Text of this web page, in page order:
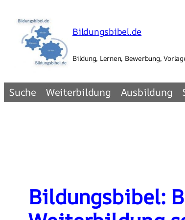
Inhalt
springen
Bildungsbibel.de
Bildung, Lernen, Bewerbung,
Suche Weiterbildung Ausbildung
Bildungsbibel: